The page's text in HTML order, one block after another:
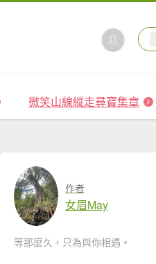
微笑山線縱走尋寶集章
作者
女眉May
等那麼久，只為與你相遇。